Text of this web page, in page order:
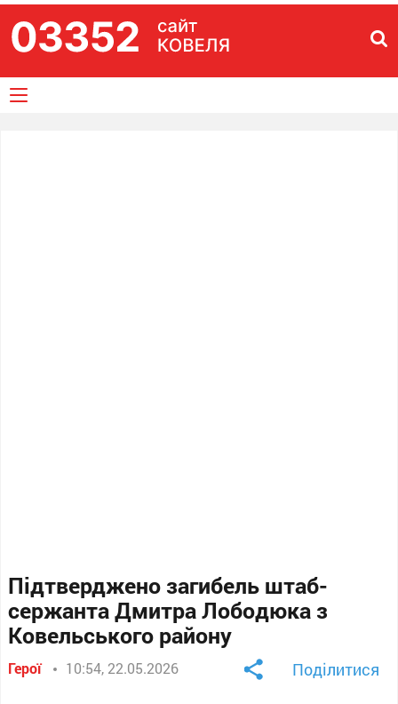
Підтверджено загибель штаб-
сержанта Дмитра Лободюка з
Ковельського району
Герої 10:54, 22.05.2026 Поділитися